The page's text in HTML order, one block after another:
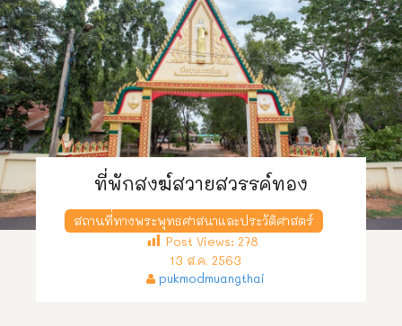
ที่พักสงฆ์สวายสวรรค์ทอง
สถานที่ทางพระพุทธศาสนาและประวัติศาสตร์
Post Views: 278
13 ส.ค. 2563
pukmodmuangthai